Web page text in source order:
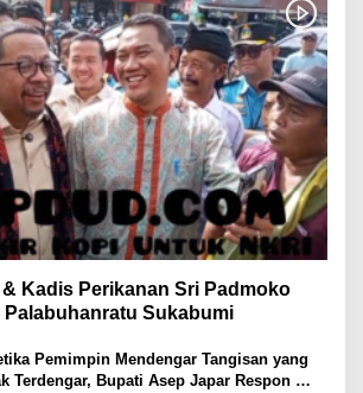
& Kadis Perikanan Sri Padmoko
Palabuhanratu Sukabumi
Pemimpin Mendengar Tangisan yang
Terdengar, Bupati Asep Japar Respon